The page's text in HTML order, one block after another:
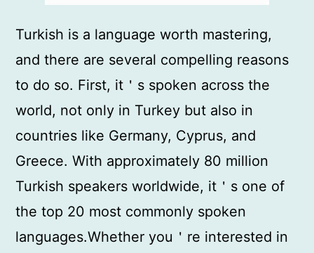
Turkish is a language worth mastering,
and there are several compelling reasons
to do so. First, it＇s spoken across the
world, not only in Turkey but also in
countries like Germany, Cyprus, and
Greece. With approximately 80 million
Turkish speakers worldwide, it＇s one of
the top 20 most commonly spoken
languages.Whether you＇re interested in